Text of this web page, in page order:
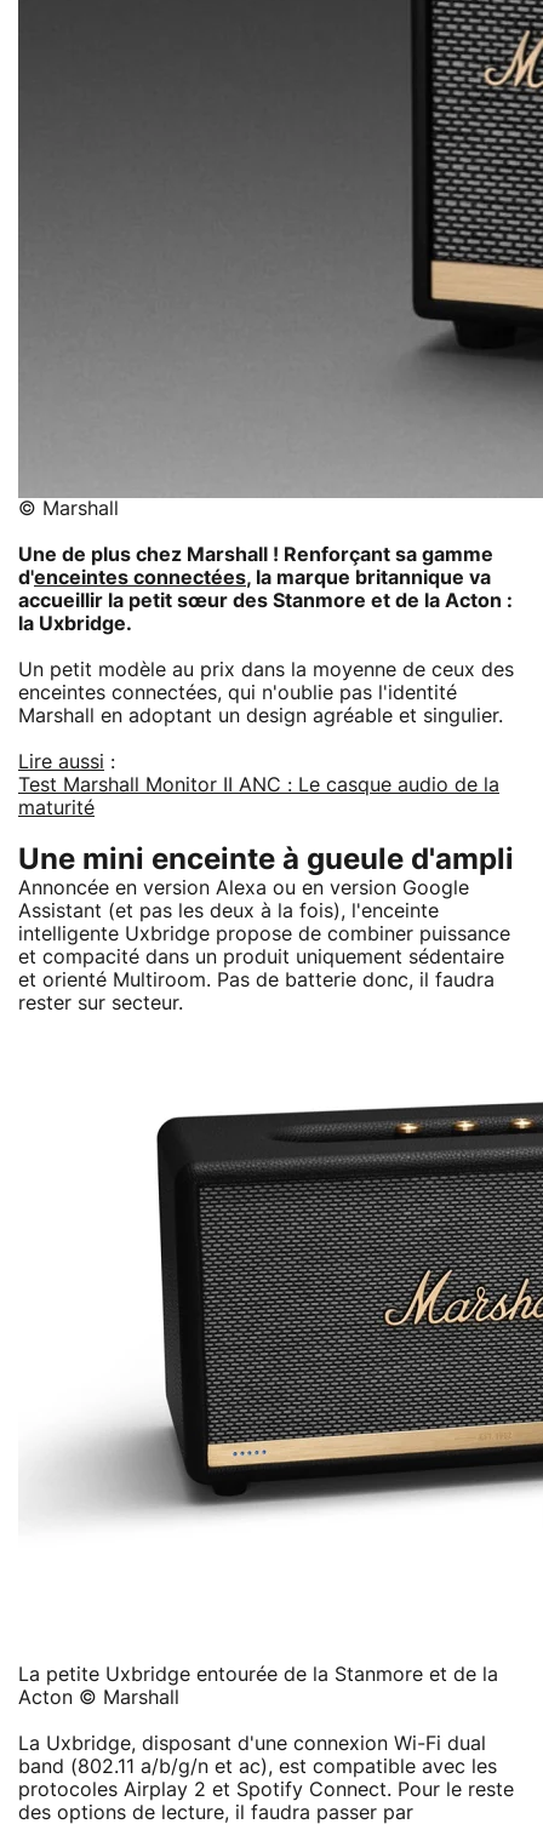
© Marshall
Une de plus chez Marshall ! Renforçant sa gamme
d'enceintes connectées, la marque britannique va
accueillir la petit sœur des Stanmore et de la Acton :
la Uxbridge.
Un petit modèle au prix dans la moyenne de ceux des
enceintes connectées, qui n'oublie pas l'identité
Marshall en adoptant un design agréable et singulier.
Lire aussi :
Test Marshall Monitor II ANC : Le casque audio de la
maturité
Une mini enceinte à gueule d'ampli
Annoncée en version Alexa ou en version Google
Assistant (et pas les deux à la fois), l'enceinte
intelligente Uxbridge propose de combiner puissance
et compacité dans un produit uniquement sédentaire
et orienté Multiroom. Pas de batterie donc, il faudra
rester sur secteur.
La petite Uxbridge entourée de la Stanmore et de la
Acton © Marshall
La Uxbridge, disposant d'une connexion Wi-Fi dual
band (802.11 a/b/g/n et ac), est compatible avec les
protocoles Airplay 2 et Spotify Connect. Pour le reste
des options de lecture, il faudra passer par